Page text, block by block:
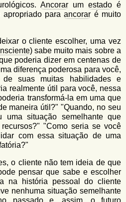
Ancorar um estado é
apropriado paraancorar é muito
o cliente escolher, uma vez
) sabe muito mais sobre a
poderia dizer em centenas de
diferença poderosa para você,
de suas muitas habilidades e
realmente útil para você, nessa
transformá-la em uma que
maneira útil?" "Quando, no seu
uma situação semelhante que
"Como seria se você
com essa situação de uma
o cliente não tem ideia de que
pensar que sabe e escolher
na história pessoal do cliente
nenhuma situação semelhante
passado e, assim, o futuro